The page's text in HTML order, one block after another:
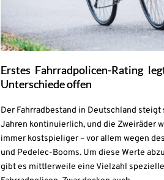
Erstes Fahrradpolicen-Rating
Unterschiede offen
Der Fahrradbestand in Deutschland steigt
Jahren kontinuierlich, und die Zweiräder
immer kostspieliger – vor allem wegen
und Pedelec-Booms. Um diese Werte
gibt es mittlerweile eine Vielzahl